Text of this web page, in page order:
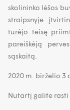
skolininko lėšos
straipsnyje
turėjo teisę
pareiškėją
sąskaitą.
2020 m. birželio 3
Nutartį galite rasti